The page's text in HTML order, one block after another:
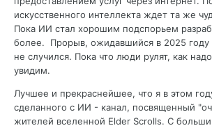
искусственного интеллекта ждет та же
Пока ИИ стал хорошим подспорьем
более. Прорыв, ожидавшийся в 2025 году
не случился. Пока что люди рулят, как
увидим.
Лучшее и прекраснейшее, что я в этом
сделанного с ИИ - канал, посвященный
жителей вселенной Elder Scrolls. С